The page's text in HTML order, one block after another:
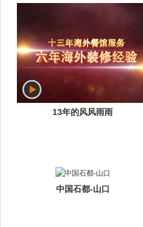
13年的风风雨雨
中国石都-山口